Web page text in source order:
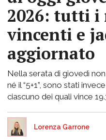
2026: tutti i
vincenti e
aggiornato
Nella serata di giovedì
né il “5+1”, sono stati
ciascuno dei quali vince
Lorenza Garrone